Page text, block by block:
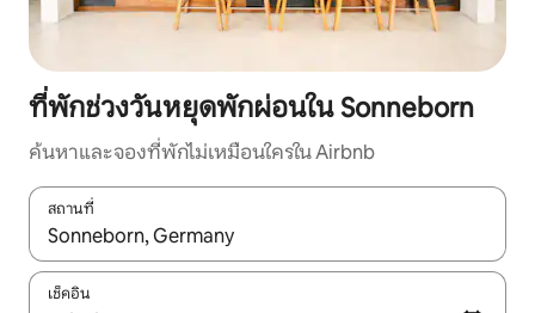
ที่พักช่วงวันหยุดพักผ่อนใน Sonneborn
ค้นหาและจองที่พักไม่เหมือนใครใน Airbnb
สถานที่
ใช้ลูกศรขึ้นลง หรือใช้การสัมผัสหรือปัด เพื่อสำรวจผลการค้นหา
เช็คอิน